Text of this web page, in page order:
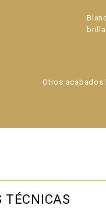
Otros
TÉCNICAS